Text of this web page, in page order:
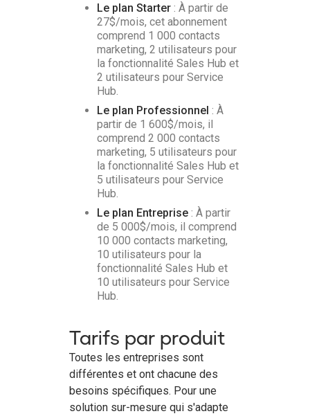
Le plan Starter : À partir de
27$/mois, cet abonnement
comprend 1 000 contacts
marketing, 2 utilisateurs pour
la fonctionnalité Sales Hub et
2 utilisateurs pour Service
Hub.
Le plan Professionnel : À
partir de 1 600$/mois, il
comprend 2 000 contacts
marketing, 5 utilisateurs pour
la fonctionnalité Sales Hub et
5 utilisateurs pour Service
Hub.
Le plan Entreprise : À partir
de 5 000$/mois, il comprend
10 000 contacts marketing,
10 utilisateurs pour la
fonctionnalité Sales Hub et
10 utilisateurs pour Service
Hub.
Tarifs par produit
Toutes les entreprises sont
différentes et ont chacune des
besoins spécifiques. Pour une
solution sur-mesure qui s'adapte